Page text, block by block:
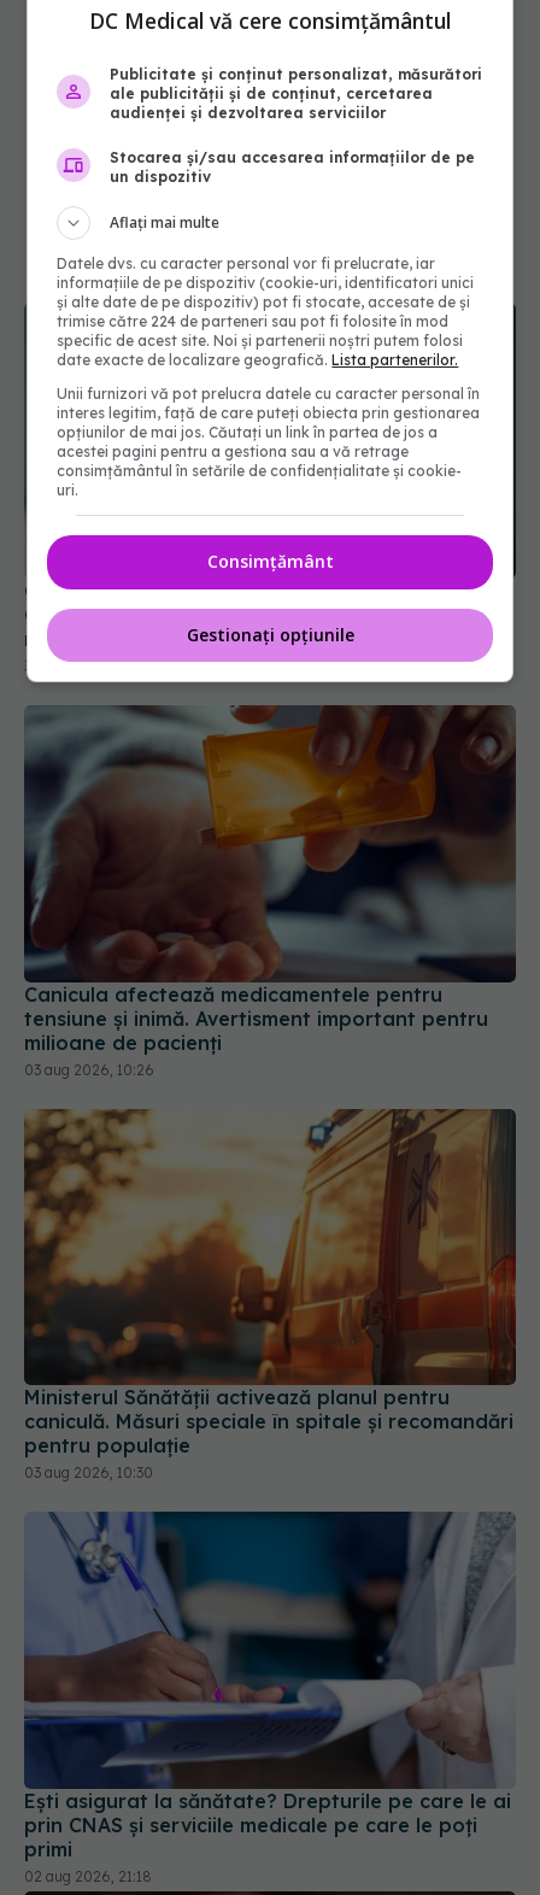
Căderea părului, posibil efect secundar al
Ozempic și Mounjaro. Un studiu amplu explică
riscul
31 iul 2026, 12:58
Canicula afectează medicamentele pentru
tensiune și inimă. Avertisment important pentru
milioane de pacienți
03 aug 2026, 10:26
Ministerul Sănătății activează planul pentru
caniculă. Măsuri speciale în spitale și recomandări
pentru populație
03 aug 2026, 10:30
Ești asigurat la sănătate? Drepturile pe care le ai
prin CNAS și serviciile medicale pe care le poți
primi
02 aug 2026, 21:18
DC Medical vă cere consimțământul
Publicitate și conținut personalizat, măsurători
ale publicității și de conținut, cercetarea
audienței și dezvoltarea serviciilor
Stocarea și/sau accesarea informațiilor de pe
un dispozitiv
Aflați mai multe
Datele dvs. cu caracter personal vor fi prelucrate, iar
informațiile de pe dispozitiv (cookie-uri, identificatori unici
și alte date de pe dispozitiv) pot fi stocate, accesate de și
trimise către 224 de parteneri sau pot fi folosite în mod
specific de acest site. Noi și partenerii noștri putem folosi
date exacte de localizare geografică.Lista partenerilor.
Unii furnizori vă pot prelucra datele cu caracter personal în
interes legitim, față de care puteți obiecta prin gestionarea
opțiunilor de mai jos. Căutați un link în partea de jos a
acestei pagini pentru a gestiona sau a vă retrage
consimțământul în setările de confidențialitate și cookie-
uri.
Consimțământ
Gestionați opțiunile